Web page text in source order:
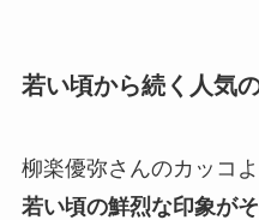
若い頃から続く人気
柳楽優弥さんのカッコ
若い頃の鮮烈な印象が